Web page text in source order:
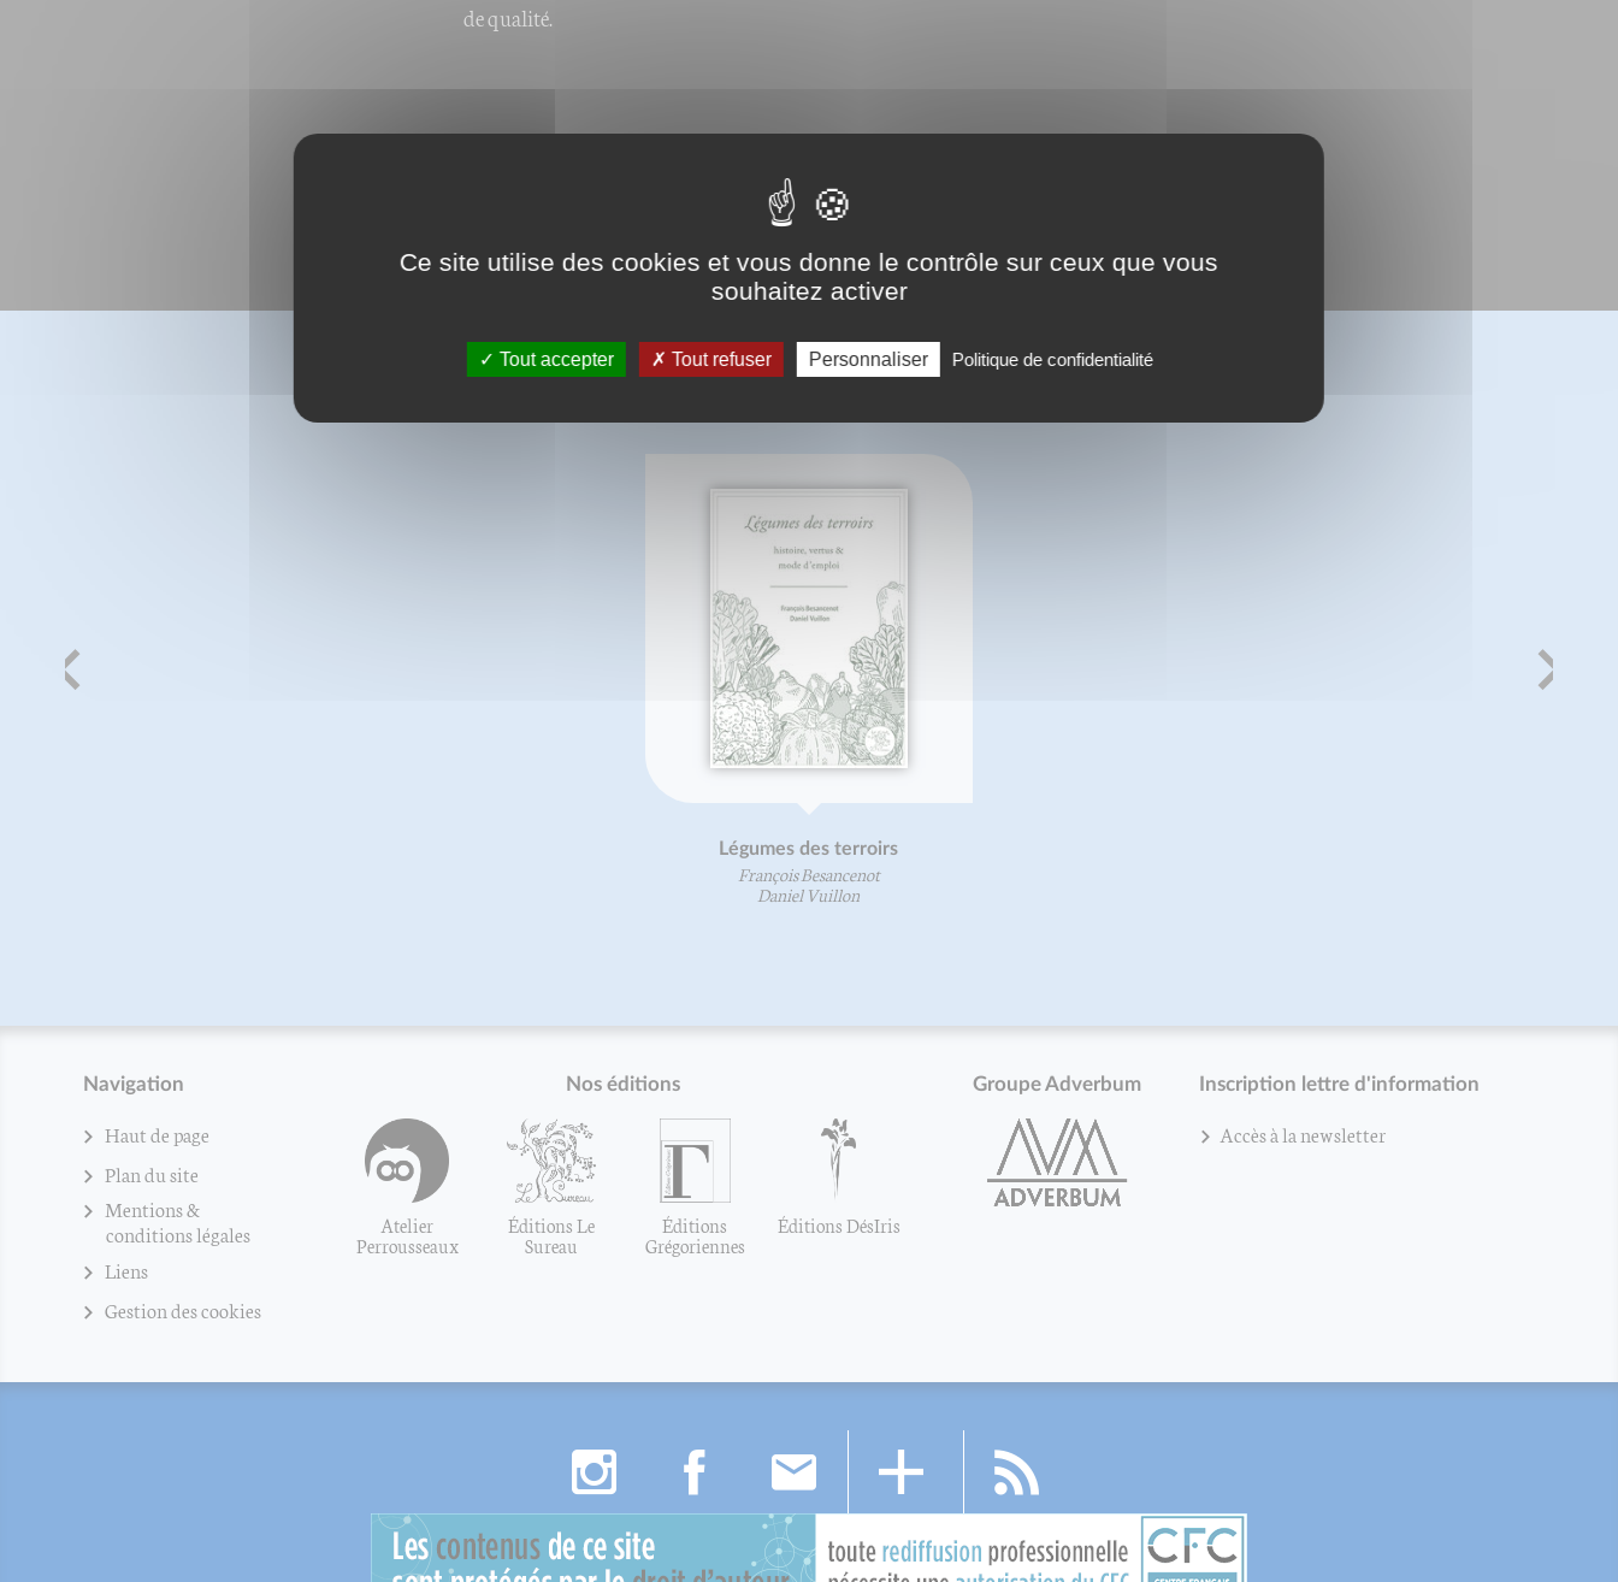
de qualité.
BIBLIOGRAPHIE
Légumes des terroirs
François Besancenot
Daniel Vuillon
Navigation
Haut de page
Plan du site
Mentions &
conditions légales
Liens
Gestion des cookies
Nos éditions
Atelier
Perrousseaux
Éditions Le
Sureau
Éditions
Grégoriennes
Éditions DésIris
Groupe Adverbum Inscription lettre d'information
Accès à la newsletter
Ce site utilise des cookies et vous donne le contrôle sur ceux que vous
souhaitez activer
Tout accepter Tout refuser Personnaliser Politique de confidentialité